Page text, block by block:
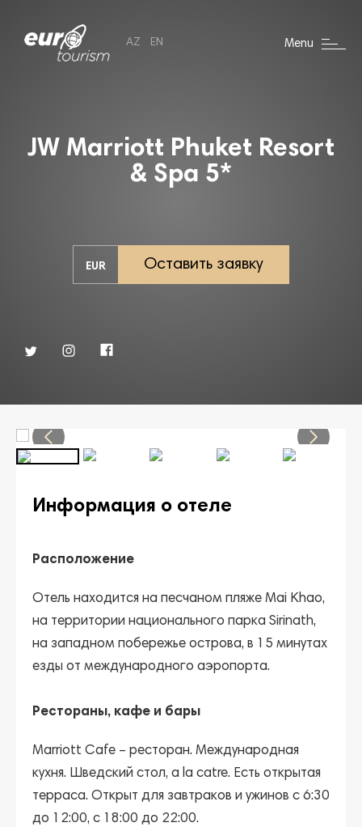
AZ EN Menu
JW Marriott Phuket Resort
& Spa 5*
EUR Оставить заявку
Информация о отеле
Расположение
Отель находится на песчаном пляже Mai Khao,
на территории национального парка Sirinath,
на западном побережье острова, в 15 минутах
езды от международного аэропорта.
Рестораны, кафе и бары
Marriott Cafе – ресторан. Международная
кухня. Шведский стол, a la catre. Есть открытая
терраса. Открыт для завтраков и ужинов с 6:30
до 12:00, с 18:00 до 22:00.